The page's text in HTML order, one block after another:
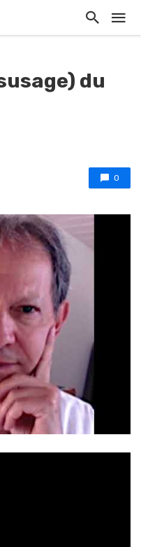
du
0